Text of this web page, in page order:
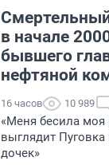
в начале
бывшего
нефтяной
16 часов 10 989
«Меня бесила моя
выглядит
дочек»